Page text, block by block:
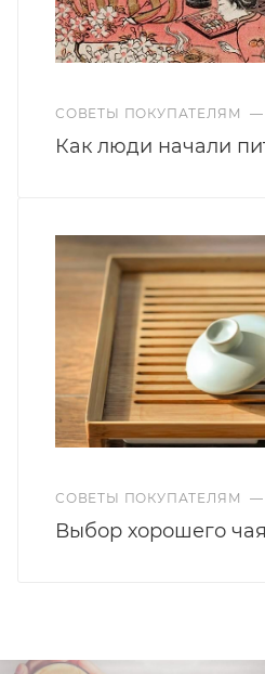
СОВЕТЫ ПОКУПАТЕЛЯМ —
Как люди начали
СОВЕТЫ ПОКУПАТЕЛЯМ —
Выбор хорошего чая